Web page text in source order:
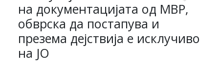
на документацијата од МВР,
обврска да постапува и
презема дејствија е исклучиво
на ЈО